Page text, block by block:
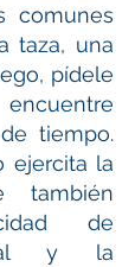
comunes
taza, una
pídele
tiempo.
ejercita la
también
de
y la